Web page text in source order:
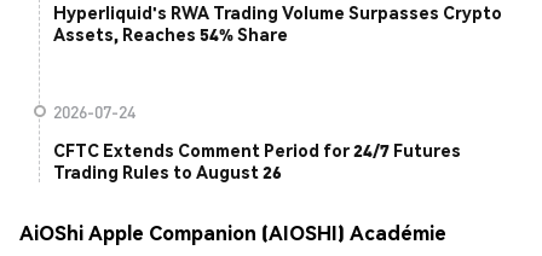
Hyperliquid's RWA Trading Volume Surpasses Crypto
Assets, Reaches 54% Share
2026-07-24
CFTC Extends Comment Period for 24/7 Futures
Trading Rules to August 26
AiOShi Apple Companion (AIOSHI) Académie